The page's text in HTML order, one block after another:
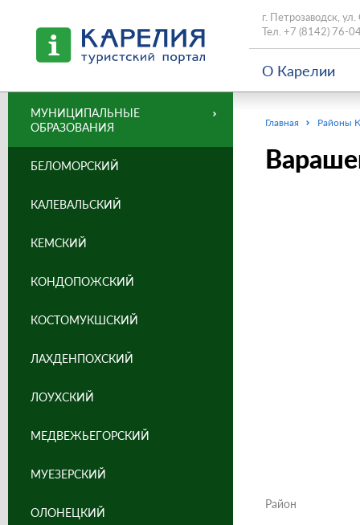
г. Петрозаводск,
Тел. +7 (8142) 76-
О Карелии
Главная Районы
Район
МУНИЦИПАЛЬНЫЕ
ОБРАЗОВАНИЯ
БЕЛОМОРСКИЙ
КАЛЕВАЛЬСКИЙ
КЕМСКИЙ
КОНДОПОЖСКИЙ
КОСТОМУКШСКИЙ
ЛАХДЕНПОХСКИЙ
ЛОУХСКИЙ
МЕДВЕЖЬЕГОРСКИЙ
МУЕЗЕРСКИЙ
ОЛОНЕЦКИЙ